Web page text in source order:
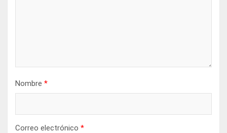
Nombre *
Correo electrónico *